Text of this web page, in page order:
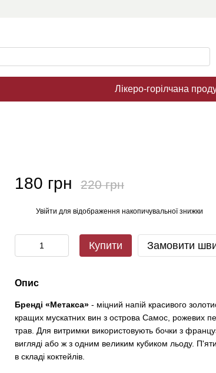
Лікеро-горілчана
180 грн 220 грн
Увійти для відображення накопичувальної знижки
Купити Замовити
Опис
Бренді «Метакса» - міцний напій красивого
кращих мускатних вин з острова Самос, рожевих
трав. Для витримки використовують бочки з
вигляді або ж з одним великим кубиком льоду.
в складі коктейлів.